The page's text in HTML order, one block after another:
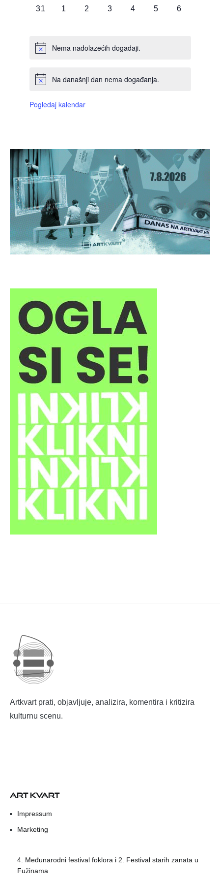
0
31
0
1
0
2
0
3
0
4
0
5
0
6
Nema nadolazećih događaji.
Na današnji dan nema događanja.
Pogledaj kalendar
Artkvart prati, objavljuje, analizira, komentira i kritizira
kulturnu scenu.
ART KVART
Impressum
Marketing
4. Međunarodni festival foklora i 2. Festival starih zanata u
Fužinama